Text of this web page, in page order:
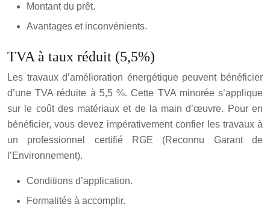
Montant du prêt.
Avantages et inconvénients.
TVA à taux réduit (5,5%)
Les travaux d’amélioration énergétique peuvent bénéficier
d’une TVA réduite à 5,5 %. Cette TVA minorée s’applique
sur le coût des matériaux et de la main d’œuvre. Pour en
bénéficier, vous devez impérativement confier les travaux à
un professionnel certifié RGE (Reconnu Garant de
l’Environnement).
Conditions d’application.
Formalités à accomplir.